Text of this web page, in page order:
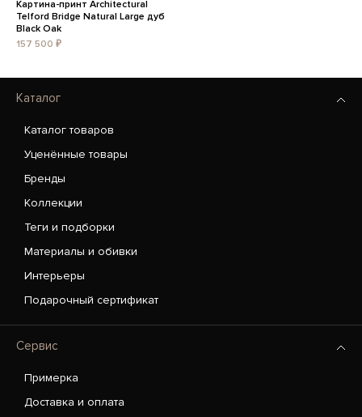
Картина-принт Architectural
Telford Bridge Natural Large дуб
Black Oak
157 500 ₽
Каталог
Каталог товаров
Уценённые товары
Бренды
Коллекции
Теги и подборки
Материалы и обивки
Интерьеры
Подарочный сертификат
Сервис
Примерка
Доставка и оплата